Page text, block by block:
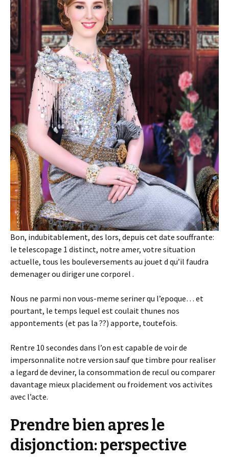
Bon, indubitablement, des lors, depuis cet date souffrante:
le telescopage 1 distinct, notre amer, votre situation
actuelle, tous les bouleversements au jouet d qu’il faudra
demenager ou diriger une corporel .
Nous ne parmi non vous-meme seriner qu l’epoque… et
pourtant, le temps lequel est coulait thunes nos
appontements (et pas la ??) apporte, toutefois.
Rentre 10 secondes dans l’on est capable de voir de
impersonnalite notre version sauf que timbre pour realiser
a legard de deviner, la consommation de recul ou comparer
davantage mieux placidement ou froidement vos activites
avec l’acte.
Prendre bien apres le
disjonction: perspective